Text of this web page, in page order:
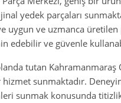
yedek parçaları
ve uzmanca üretilen
edebilir ve güvenle
tutan Kahramanmaraş
sunmaktadır.
sunmak konusunda